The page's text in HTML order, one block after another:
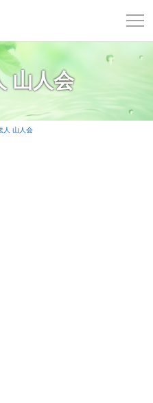
山人会
人 山人会